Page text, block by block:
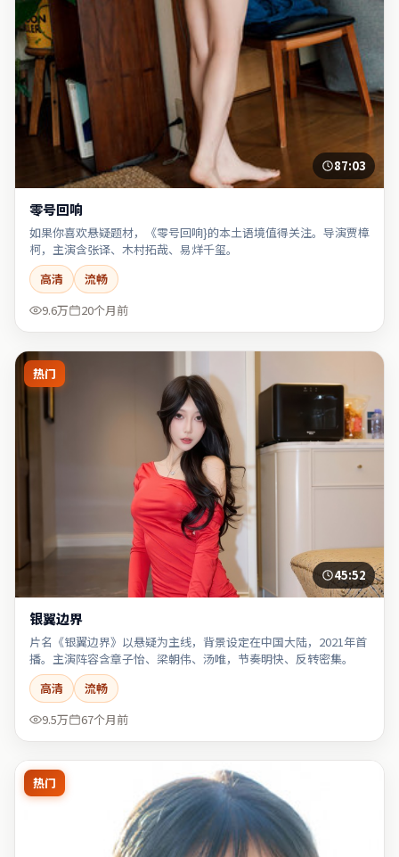
87:03
零号回响
如果你喜欢悬疑题材，《零号回响}的本土语境值得关注。导演贾樟
柯，主演含张译、木村拓哉、易烊千玺。
高清
流畅
9.6万
20个月前
热门
45:52
银翼边界
片名《银翼边界》以悬疑为主线，背景设定在中国大陆，2021年首
播。主演阵容含章子怡、梁朝伟、汤唯，节奏明快、反转密集。
高清
流畅
9.5万
67个月前
热门